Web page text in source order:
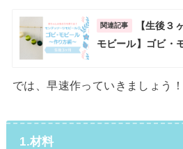
関連記事
【生後３
モビール】ゴビ・
では、早速作っていきましょう！
1.材料